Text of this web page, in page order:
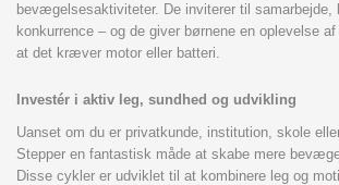
bevægelsesaktiviteter. De inviterer til samarbejde,
konkurrence – og de giver børnene en oplevelse
at det kræver motor eller batteri.
Investér i aktiv leg, sundhed og udvikling
Uanset om du er privatkunde, institution, skole
Stepper en fantastisk måde at skabe mere
Disse cykler er udviklet til at kombinere leg og